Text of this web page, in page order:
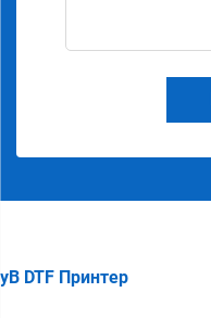
уВ DTF Принтер